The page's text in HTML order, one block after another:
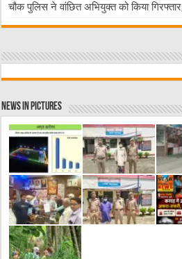
चौक पुलिस ने वांछित अभियुक्त को किया
News in Pictures